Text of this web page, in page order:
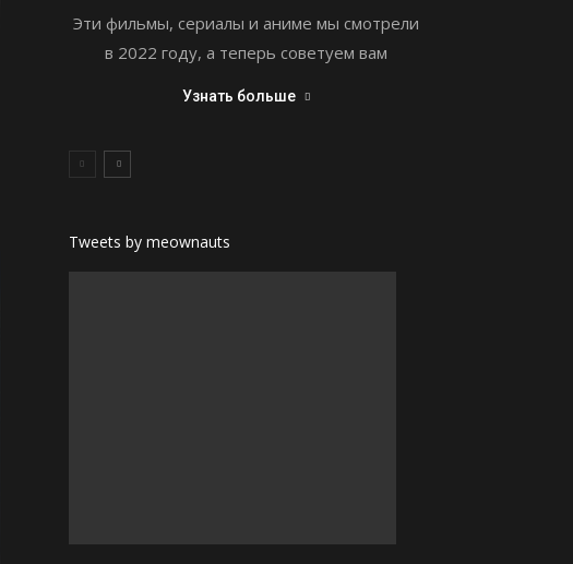
Эти фильмы, сериалы и аниме мы смотрели
в 2022 году, а теперь советуем вам
Узнать больше
Tweets by meownauts